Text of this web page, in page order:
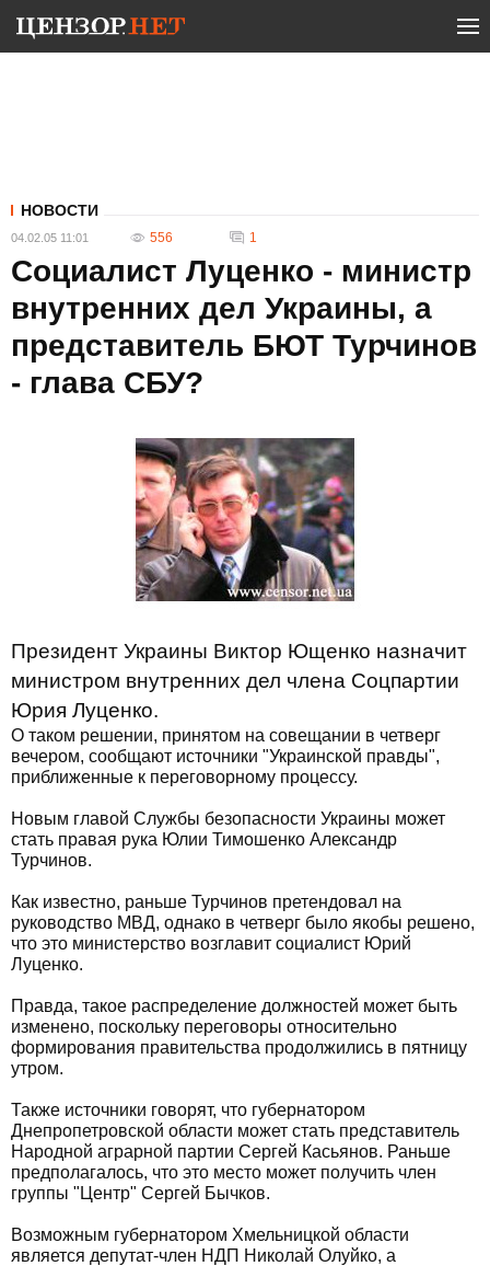
НОВОСТИ
04.02.05 11:01 556 1
Социалист Луценко - министр
внутренних дел Украины, а
представитель БЮТ Турчинов
- глава СБУ?
Президент Украины Виктор Ющенко назначит
министром внутренних дел члена Соцпартии
Юрия Луценко.
О таком решении, принятом на совещании в четверг
вечером, сообщают источники "Украинской правды",
приближенные к переговорному процессу.
Новым главой Службы безопасности Украины может
стать правая рука Юлии Тимошенко Александр
Турчинов.
Как известно, раньше Турчинов претендовал на
руководство МВД, однако в четверг было якобы решено,
что это министерство возглавит социалист Юрий
Луценко.
Правда, такое распределение должностей может быть
изменено, поскольку переговоры относительно
формирования правительства продолжились в пятницу
утром.
Также источники говорят, что губернатором
Днепропетровской области может стать представитель
Народной аграрной партии Сергей Касьянов. Раньше
предполагалось, что это место может получить член
группы "Центр" Сергей Бычков.
Возможным губернатором Хмельницкой области
является депутат-член НДП Николай Олуйко, а